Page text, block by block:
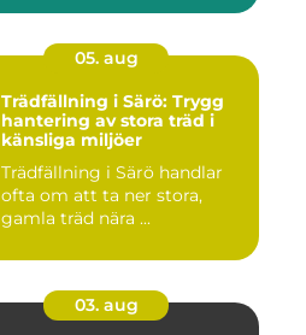
05. aug
Trädfällning i Särö: Trygg
hantering av stora träd i
känsliga miljöer
Trädfällning i Särö handlar
ofta om att ta ner stora,
gamla träd nära ...
03. aug